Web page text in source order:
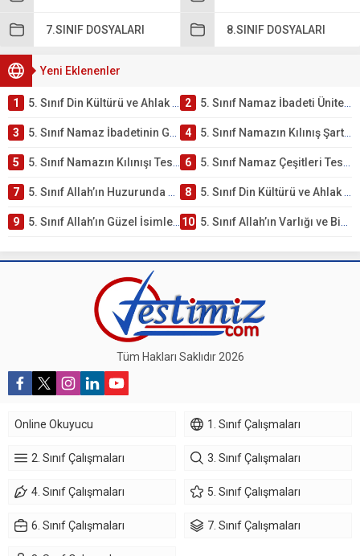
7.SINIF DOSYALARI 8.SINIF DOSYALARI
Yeni Eklenenler
1 5. Sınıf Din Kültürü ve Ahlak Bilgisi 2. Ünite: Namaz İbadeti Çalışmaları 2 5. Sınıf Namaz İbadeti Ünite Testi – Online Çöz
3 5. Sınıf Namaz İbadetinin Getirdiği Faydalar Testi 4 5. Sınıf Namazın Kılınış Şartları Testi
5 5. Sınıf Namazın Kılınışı Testi – Online Çöz 6 5. Sınıf Namaz Çeşitleri Testi – Online Çöz
7 5. Sınıf Allah’ın Huzurunda Olmak – Namaz İbadeti Testi 8 5. Sınıf Din Kültürü ve Ahlak Bilgisi 1. Ünite: Allah İnancı Çalışmaları
9 5. Sınıf Allah’ın Güzel İsimleri Testi – Online Çöz 10 5. Sınıf Allah’ın Varlığı ve Birliği Testi – Online Çöz
Tüm Hakları Saklıdır 2026
Online Okuyucu 1. Sınıf Çalışmaları
2. Sınıf Çalışmaları 3. Sınıf Çalışmaları
4. Sınıf Çalışmaları 5. Sınıf Çalışmaları
6. Sınıf Çalışmaları 7. Sınıf Çalışmaları